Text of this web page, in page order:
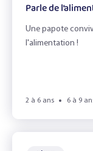
Parle de
Une papote
l'alimentation !
2 à 6 ans 6 à 9